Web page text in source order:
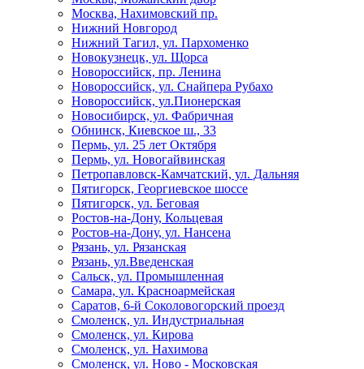
Москва, Нахимовский пр.
Нижний Новгород
Нижний Тагил, ул. Пархоменко
Новокузнецк, ул. Щорса
Новороссийск, пр. Ленина
Новороссийск, ул. Снайпера Рубахо
Новороссийск, ул.Пионерская
Новосибирск, ул. Фабричная
Обнинск, Киевское ш., 33
Пермь, ул. 25 лет Октября
Пермь, ул. Новогайвинская
Петропавловск-Камчатский, ул. Дальняя
Пятигорск, Георгиевское шоссе
Пятигорск, ул. Беговая
Ростов-на-Дону, Кольцевая
Ростов-на-Дону, ул. Нансена
Рязань, ул. Рязанская
Рязань, ул.Введенская
Сальск, ул. Промышленная
Самара, ул. Красноармейская
Саратов, 6-й Соколовогорский проезд
Смоленск, ул. Индустриальная
Смоленск, ул. Кирова
Смоленск, ул. Нахимова
Смоленск, ул. Ново - Московская